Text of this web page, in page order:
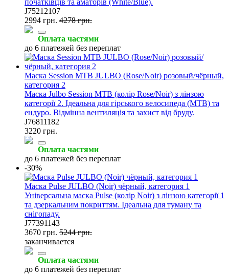
J75212107
2994 грн. 4278 грн.
Оплата частями
до 6 платежей без переплат
Маска Session MTB JULBO (Rose/Noir) розовый/чёрный,
категория 2
Маска Julbo Session MTB (колір Rose/Noir) з лінзою
категорії 2. Ідеальна для гірського велосипеда (MTB) та
ендуро. Відмінна вентиляція та захист від бруду.
J76811182
3220 грн.
Оплата частями
до 6 платежей без переплат
-30%
Маска Pulse JULBO (Noir) чёрный, категория 1
Універсальна маска Pulse (колір Noir) з лінзою категорії 1
та дзеркальним покриттям. Ідеальна для туману та
снігопаду.
J77391143
3670 грн. 5244 грн.
заканчивается
Оплата частями
до 6 платежей без переплат